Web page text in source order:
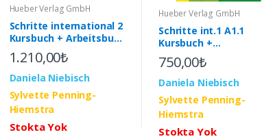
Hueber Verlag GmbH
Schritte international 2
Kursbuch + Arbeitsbuch
und interaktiven
Übungen
1.210,00₺
Daniela Niebisch
Sylvette Penning-
Hiemstra
Stokta Yok
Hueber Verlag GmbH
Schritte int.1 A1.1
Kursbuch +
750,00₺
Daniela Niebisch
Sylvette Penning-
Hiemstra
Stokta Yok